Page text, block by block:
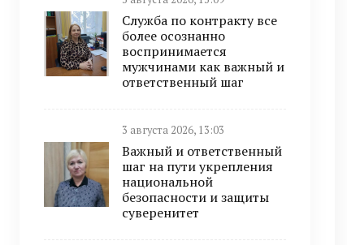
Служба по контракту все
более осознанно
воспринимается
мужчинами как важный и
ответственный шаг
3 августа 2026, 13:03
Важный и ответственный
шаг на пути укрепления
национальной
безопасности и защиты
суверенитет